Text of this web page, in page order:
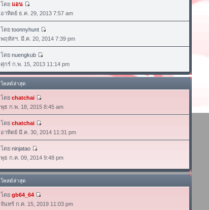
โดย แอน
อาทิตย์ ธ.ค. 29, 2013 7:57 am
โดย toonnyhunt
พฤหัสฯ. มี.ค. 20, 2014 7:39 pm
โดย nuengkub
ศุกร์ ก.พ. 15, 2013 11:14 pm
โพสต์ล่าสุด
โดย chatchai
พุธ ก.พ. 18, 2015 8:45 am
โดย chatchai
อาทิตย์ มี.ค. 30, 2014 11:31 pm
โดย ninjatao
พุธ ก.ค. 09, 2014 9:48 pm
โพสต์ล่าสุด
โดย gb64_64
จันทร์ ก.ค. 15, 2019 11:03 pm